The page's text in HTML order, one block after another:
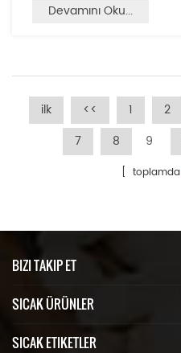
Devamını Oku...
ilk << 1 2
7
8 9
[ toplamda
BIZI TAKIP ET
SICAK ÜRÜNLER
SICAK ETIKETLER